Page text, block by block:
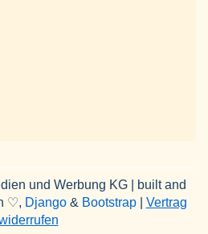
und Werbung KG | built and
♡, Django& Bootstrap| Vertrag